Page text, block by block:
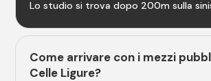
Lo studio si trova dopo 200m sulla
Come arrivare con i mezzi
Celle Ligure?